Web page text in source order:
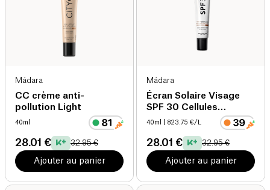
Mádara
CC crème anti-
pollution Light
40ml
28.01 € 32.95 €
Ajouter au panier
Mádara
Écran Solaire Visage
SPF 30 Cellules
Souches Végétales bio
40ml | 823.75 €/L
28.01 € 32.95 €
Ajouter au panier